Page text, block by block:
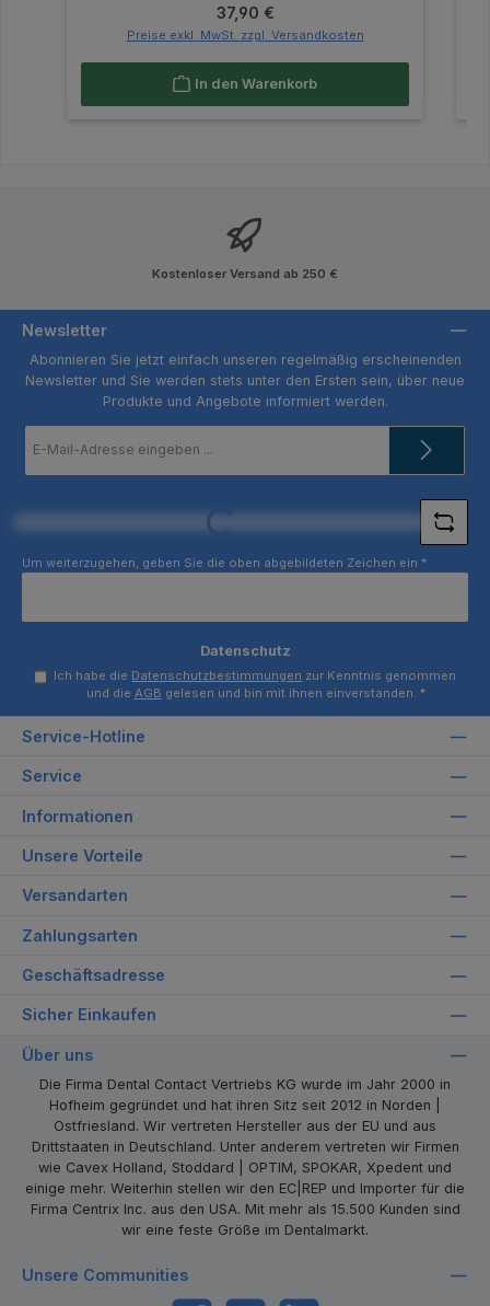
Regulärer Preis:
37,90 €
Preise exkl. MwSt. zzgl. Versandkosten
In den Warenkorb
Kostenloser Versand ab 250 €
Newsletter
Abonnieren Sie jetzt einfach unseren regelmäßig erscheinenden
Newsletter und Sie werden stets unter den Ersten sein, über neue
Produkte und Angebote informiert werden.
Mail-
Loading...
Um weiterzugehen, geben Sie die oben abgebildeten Zeichen ein *
Datenschutz
Ich habe die Datenschutzbestimmungen zur Kenntnis genommen
und die AGB gelesen und bin mit ihnen einverstanden. *
Service-Hotline
Service
Informationen
Unsere Vorteile
Versandarten
Zahlungsarten
Geschäftsadresse
Sicher Einkaufen
Über uns
Die Firma Dental Contact Vertriebs KG wurde im Jahr 2000 in
Hofheim gegründet und hat ihren Sitz seit 2012 in Norden |
Ostfriesland. Wir vertreten Hersteller aus der EU und aus
Drittstaaten in Deutschland. Unter anderem vertreten wir Firmen
wie Cavex Holland, Stoddard | OPTIM, SPOKAR, Xpedent und
einige mehr. Weiterhin stellen wir den EC|REP und Importer für die
Firma Centrix Inc. aus den USA. Mit mehr als 15.500 Kunden sind
wir eine feste Größe im Dentalmarkt.
Unsere Communities